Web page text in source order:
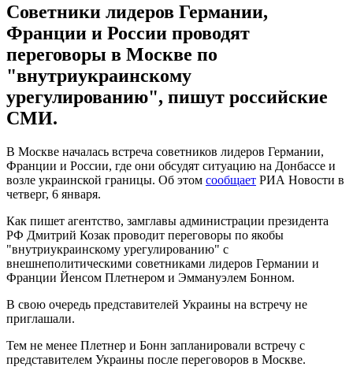
Советники лидеров Германии,
Франции и России проводят
переговоры в Москве по
"внутриукраинскому
урегулированию", пишут российские
СМИ.
В Москве началась встреча советников лидеров Германии,
Франции и России, где они обсудят ситуацию на Донбассе и
возле украинской границы. Об этом сообщает РИА Новости в
четверг, 6 января.
Как пишет агентство, замглавы администрации президента
РФ Дмитрий Козак проводит переговоры по якобы
"внутриукраинскому урегулированию" с
внешнеполитическими советниками лидеров Германии и
Франции Йенсом Плетнером и Эммануэлем Бонном.
В свою очередь представителей Украины на встречу не
приглашали.
Тем не менее Плетнер и Бонн запланировали встречу с
представителем Украины после переговоров в Москве.